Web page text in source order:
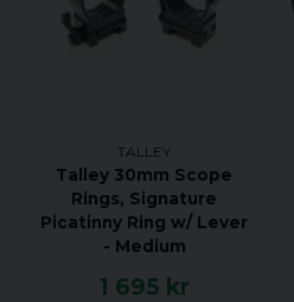
TALLEY
Talley 30mm Scope
Rings, Signature
Picatinny Ring w/ Lever
- Medium
1 695 kr